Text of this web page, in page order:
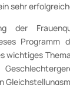
sehr
der
Programm
wichtiges